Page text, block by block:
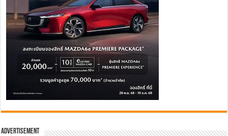
Advertisement